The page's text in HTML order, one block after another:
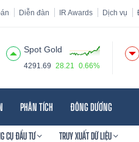
Diễn đàn IR Awards Dịch vụ
Spot Gold
4291.69 28.21 0.66%
PHÂN TÍCH ĐÔNG DƯƠNG
CỤ ĐẦU TƯ TRUY XUẤT DỮ LIỆU